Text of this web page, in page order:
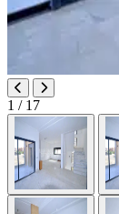
1 / 17